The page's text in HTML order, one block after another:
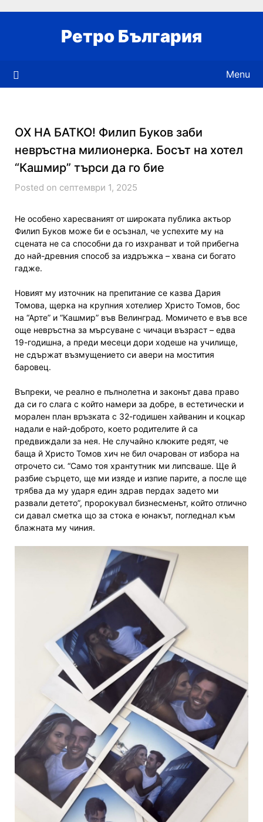
Ретро България
Menu
ОХ НА БАТКО! Филип Буков заби
невръстна милионерка. Босът на хотел
“Кашмир” търси да го бие
Posted on септември 1, 2025
Не особено харесваният от широката публика актьор
Филип Буков може би е осъзнал, че успехите му на
сцената не са способни да го изхранват и той прибегна
до най-древния способ за издръжка – хвана си богато
гадже.
Новият му източник на препитание се казва Дария
Томова, щерка на крупния хотелиер Христо Томов, бос
на “Арте” и “Кашмир” във Велинград. Момичето е във все
още невръстна за мърсуване с чичаци възраст – едва
19-годишна, а преди месеци дори ходеше на училище,
не сдържат възмущението си авери на мостития
баровец.
Въпреки, че реално е пълнолетна и законът дава право
да си го слага с който намери за добре, в естетически и
морален план връзката с 32-годишен хайванин и коцкар
надали е най-доброто, което родителите й са
предвиждали за нея. Не случайно клюките редят, че
баща й Христо Томов хич не бил очарован от избора на
отрочето си. “Само тоя хрантутник ми липсваше. Ще й
разбие сърцето, ще ми изяде и изпие парите, а после ще
трябва да му ударя един здрав пердах задето ми
развали детето”, пророкувал бизнесменът, който отлично
си давал сметка що за стока е юнакът, погледнал към
блажната му чиния.